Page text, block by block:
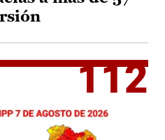
112